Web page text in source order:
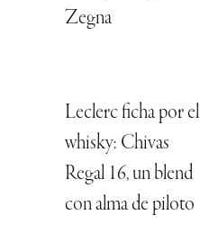
Zegna
Leclerc ficha por el
whisky: Chivas
Regal 16, un blend
con alma de piloto